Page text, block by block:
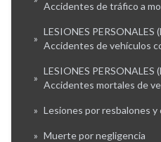
Accidentes de tráfico a
»
LESIONES PERSONALES
Accidentes de vehículos
»
LESIONES PERSONALES
Accidentes mortales de
» Lesiones por resbalones y
» Muerte por negligencia